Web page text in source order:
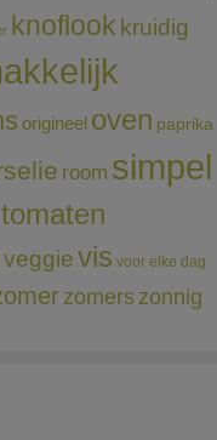
knoflook kruidig
origineel oven paprika
room simpel
tomaten
veggievis voor elke dag
zomerszonnig